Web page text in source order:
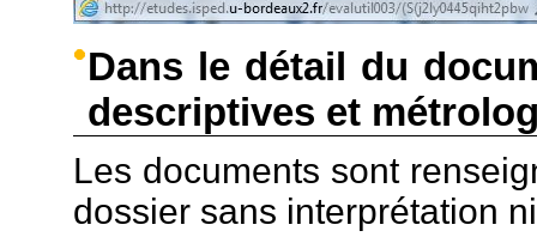
Dans le détail du
descriptives et
Les documents sont
dossier sans interprétation